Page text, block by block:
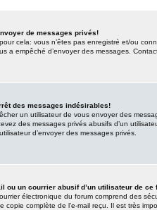
de messages privés!
cela: vous n’êtes pas enregistré et/ou
a empêché d’envoyer des messages.
des messages indésirables!
un utilisateur de vous envoyer des
des messages privés abusifs d’un
d’envoyer des messages privés.
ou un courrier abusif d’un utilisateur de ce
électronique du forum comprend des
copie complète de l’e-mail reçu. Il est très